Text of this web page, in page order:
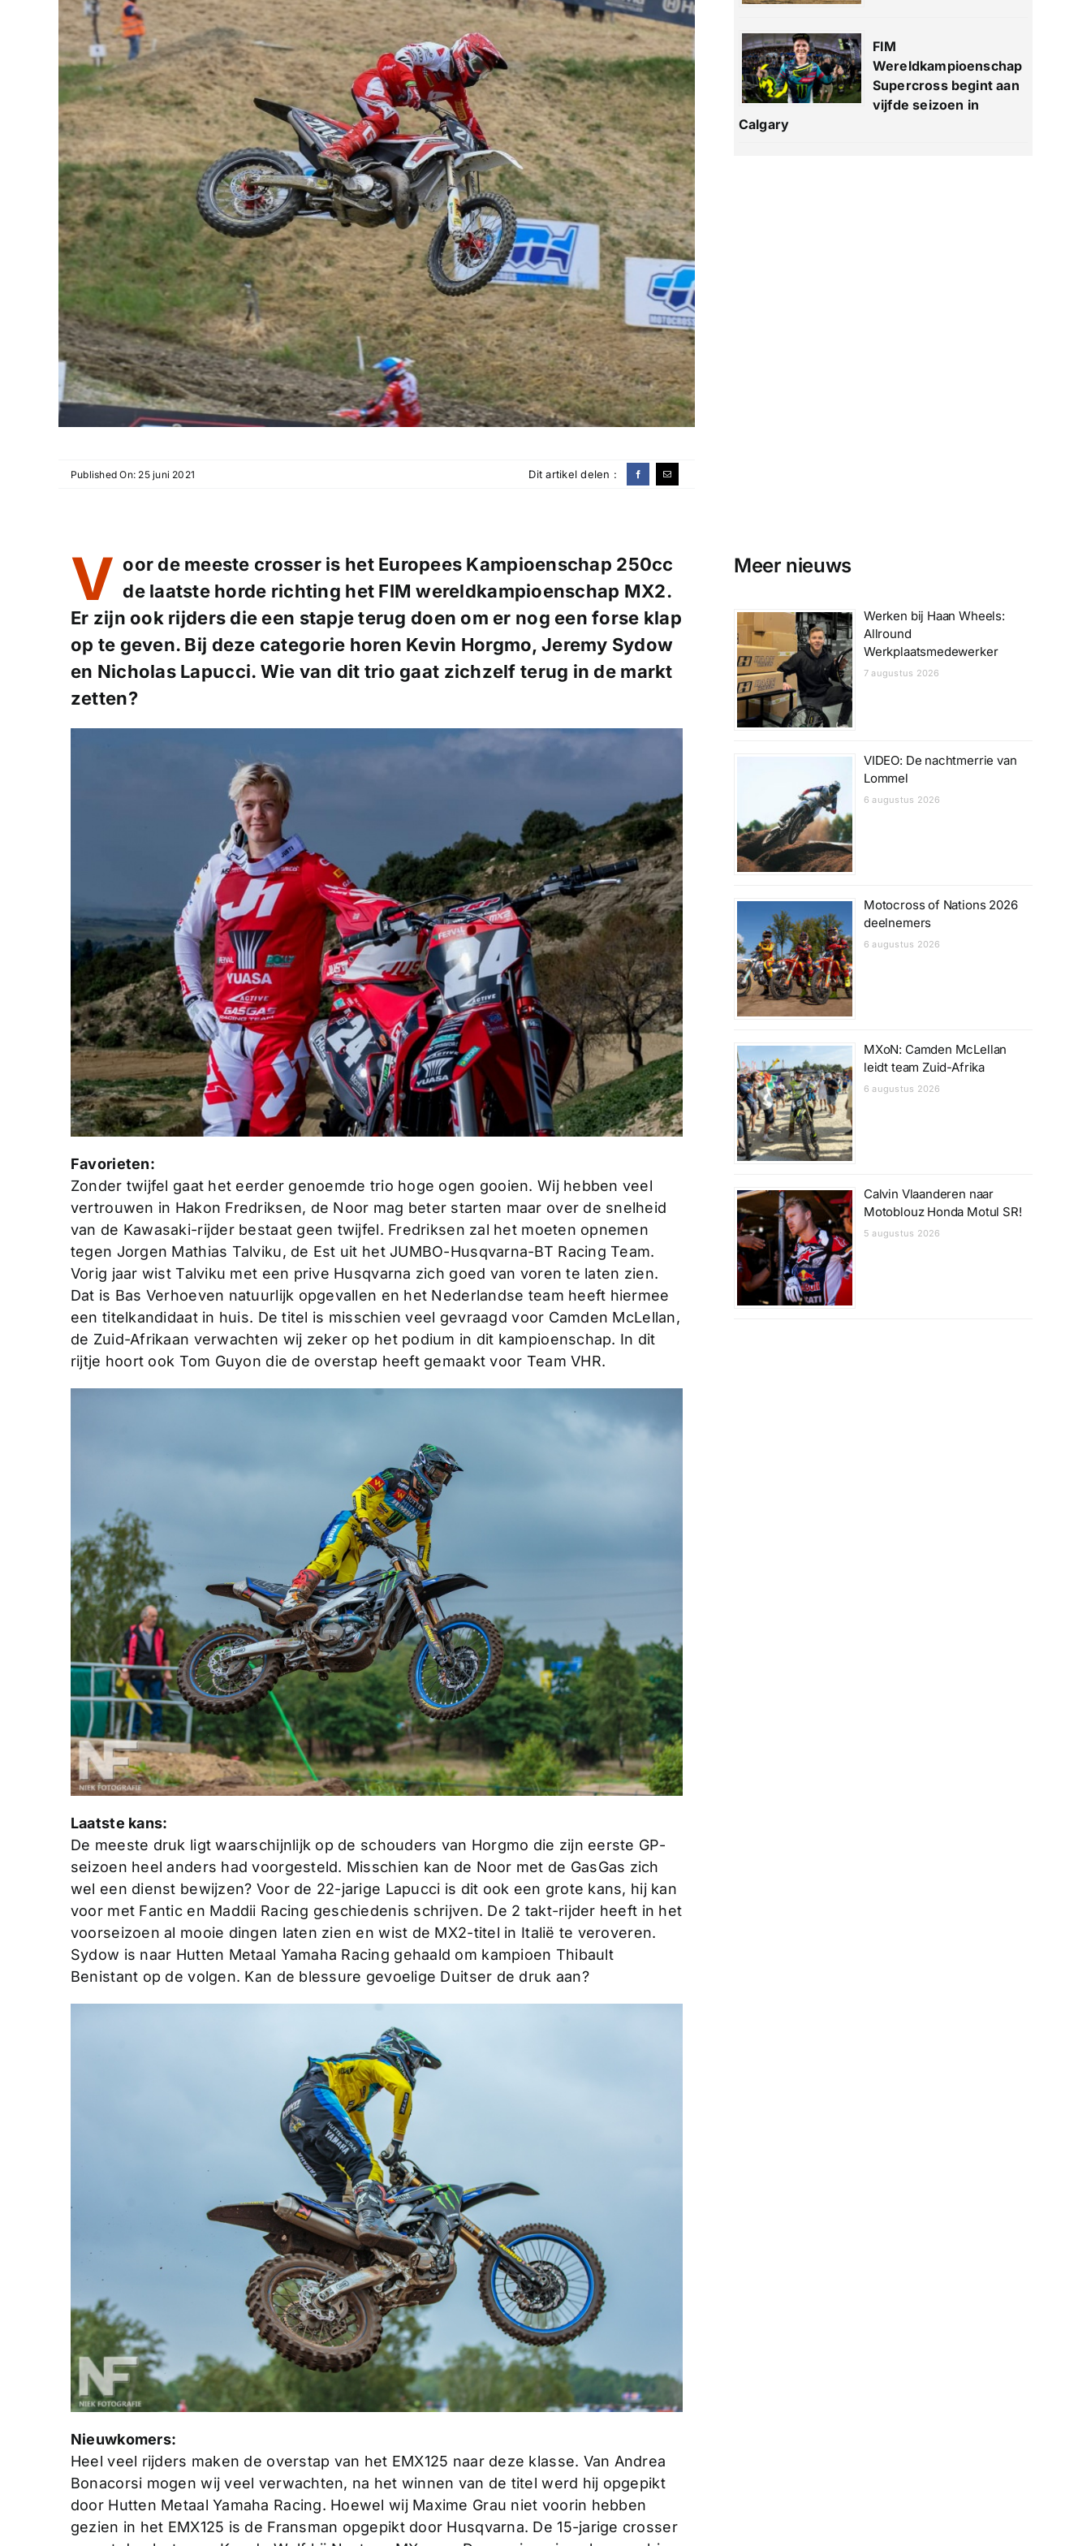
FIM
Wereldkampioenschap
Supercross begint aan
vijfde seizoen in
Calgary
Published On: 25 juni 2021 Dit artikel delen :
V oor de meeste crosser is het Europees Kampioenschap 250cc
de laatste horde richting het FIM wereldkampioenschap MX2.
Er zijn ook rijders die een stapje terug doen om er nog een forse klap
op te geven. Bij deze categorie horen Kevin Horgmo, Jeremy Sydow
en Nicholas Lapucci. Wie van dit trio gaat zichzelf terug in de markt
zetten?
Favorieten:
Zonder twijfel gaat het eerder genoemde trio hoge ogen gooien. Wij hebben veel
vertrouwen in Hakon Fredriksen, de Noor mag beter starten maar over de snelheid
van de Kawasaki-rijder bestaat geen twijfel. Fredriksen zal het moeten opnemen
tegen Jorgen Mathias Talviku, de Est uit het JUMBO-Husqvarna-BT Racing Team.
Vorig jaar wist Talviku met een prive Husqvarna zich goed van voren te laten zien.
Dat is Bas Verhoeven natuurlijk opgevallen en het Nederlandse team heeft hiermee
een titelkandidaat in huis. De titel is misschien veel gevraagd voor Camden McLellan,
de Zuid-Afrikaan verwachten wij zeker op het podium in dit kampioenschap. In dit
rijtje hoort ook Tom Guyon die de overstap heeft gemaakt voor Team VHR.
Laatste kans:
De meeste druk ligt waarschijnlijk op de schouders van Horgmo die zijn eerste GP-
seizoen heel anders had voorgesteld. Misschien kan de Noor met de GasGas zich
wel een dienst bewijzen? Voor de 22-jarige Lapucci is dit ook een grote kans, hij kan
voor met Fantic en Maddii Racing geschiedenis schrijven. De 2 takt-rijder heeft in het
voorseizoen al mooie dingen laten zien en wist de MX2-titel in Italië te veroveren.
Sydow is naar Hutten Metaal Yamaha Racing gehaald om kampioen Thibault
Benistant op de volgen. Kan de blessure gevoelige Duitser de druk aan?
Nieuwkomers:
Heel veel rijders maken de overstap van het EMX125 naar deze klasse. Van Andrea
Bonacorsi mogen wij veel verwachten, na het winnen van de titel werd hij opgepikt
door Hutten Metaal Yamaha Racing. Hoewel wij Maxime Grau niet voorin hebben
gezien in het EMX125 is de Fransman opgepikt door Husqvarna. De 15-jarige crosser
Meer nieuws
Werken bij Haan Wheels:
Allround
Werkplaatsmedewerker
7 augustus 2026
VIDEO: De nachtmerrie van
Lommel
6 augustus 2026
Motocross of Nations 2026
deelnemers
6 augustus 2026
MXoN: Camden McLellan
leidt team Zuid-Afrika
6 augustus 2026
Calvin Vlaanderen naar
Motoblouz Honda Motul SR!
5 augustus 2026